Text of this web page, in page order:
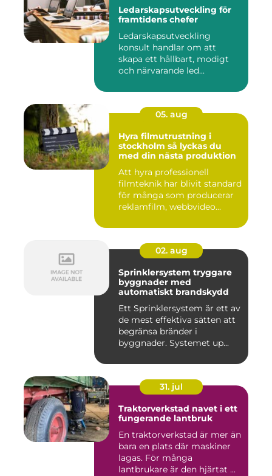
Ledarskapsutveckling för
framtidens chefer
Ledarskapsutveckling
konsult handlar om att
skapa ett hållbart, modigt
och närvarande led...
05. aug
Hyra filmutrustning i
stockholm så lyckas du
med din nästa produktion
Att hyra professionell
filmteknik har blivit standard
för många som producerar
reklamfilm, webbvideo...
02. aug
Sprinklersystem tryggare
byggnader med
automatiskt brandskydd
Ett Sprinklersystem är ett av
de mest effektiva sätten att
begränsa bränder i
byggnader. Systemet up...
31. jul
Traktorverkstad navet i ett
fungerande lantbruk
En traktorverkstad är mer än
bara en plats där maskiner
lagas. För många
lantbrukare är den hjärtat ...